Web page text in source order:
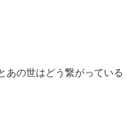
あの世はどう繋がっている